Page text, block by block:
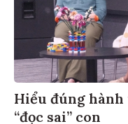
Hiểu đúng
“đọc sai” con